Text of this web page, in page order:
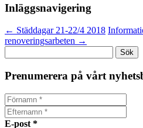
Inläggsnavigering
← Städdagar 21-22/4 2018
renoveringsarbeten →
efter:
Prenumerera på vårt
E-post *